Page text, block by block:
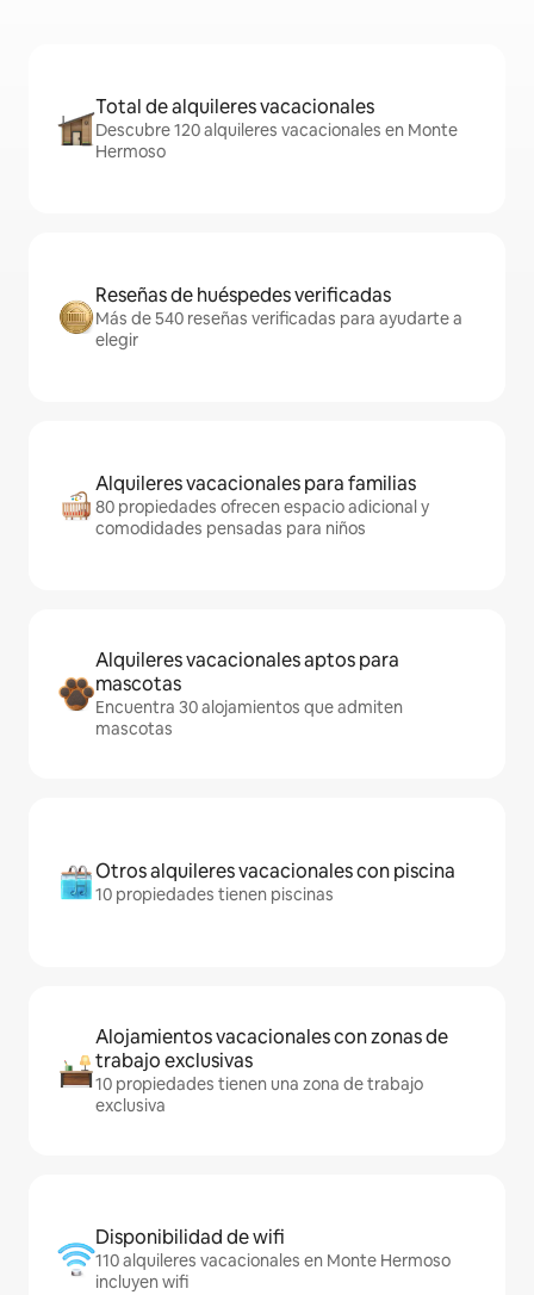
Total de alquileres vacacionales
Descubre 120 alquileres vacacionales en Monte
Hermoso
Reseñas de huéspedes verificadas
Más de 540 reseñas verificadas para ayudarte a
elegir
Alquileres vacacionales para familias
80 propiedades ofrecen espacio adicional y
comodidades pensadas para niños
Alquileres vacacionales aptos para
mascotas
Encuentra 30 alojamientos que admiten
mascotas
Otros alquileres vacacionales con piscina
10 propiedades tienen piscinas
Alojamientos vacacionales con zonas de
trabajo exclusivas
10 propiedades tienen una zona de trabajo
exclusiva
Disponibilidad de wifi
110 alquileres vacacionales en Monte Hermoso
incluyen wifi